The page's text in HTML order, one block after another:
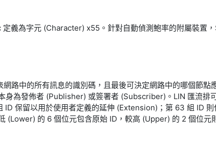
義為字元 (Character) x55。針對自動偵測鮑率的附屬裝置
路中的所有訊息的識別碼，且最後可決定網路中的哪個節
身為發佈者 (Publisher) 或簽署者 (Subscriber)。LIN 匯流
ID 保留以用於使用者定義的延伸 (Extension)；第 63 組 ID
(Lower) 的 6 個位元包含原始 ID，較高 (Upper) 的 2 個位元